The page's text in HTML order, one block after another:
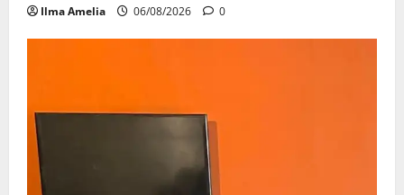
Ilma Amelia 06/08/2026 0